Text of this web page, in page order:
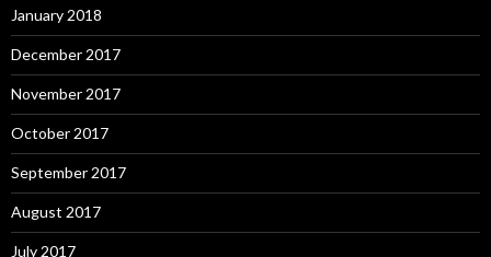
January 2018
December 2017
November 2017
October 2017
September 2017
August 2017
July 2017